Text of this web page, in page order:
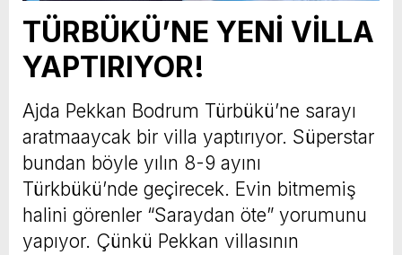
TÜRBÜKÜ’NE YENİ VİLLA
YAPTIRIYOR!
Ajda Pekkan Bodrum Türbükü’ne sarayı
aratmaaycak bir villa yaptırıyor. Süperstar
bundan böyle yılın 8-9 ayını
Türkbükü’nde geçirecek. Evin bitmemiş
halini görenler “Saraydan öte” yorumunu
yapıyor. Çünkü Pekkan villasının